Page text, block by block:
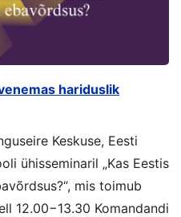
hariduslik
Keskuse, Eesti
ühisseminaril „Kas Eestis
mis toimub
12.00−13.30 Komandandi